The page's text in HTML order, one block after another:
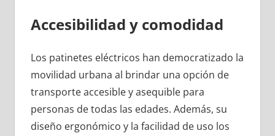
Accesibilidad y comodidad
Los patinetes eléctricos han democratizado la
movilidad urbana al brindar una opción de
transporte accesible y asequible para
personas de todas las edades. Además, su
diseño ergonómico y la facilidad de uso los